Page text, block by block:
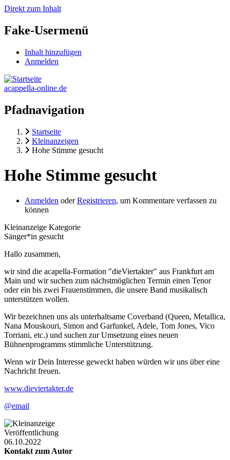
Direkt zum Inhalt
Fake-Usermenü
Inhalt hinzufügen
Anmelden
acappella-online.de
Pfadnavigation
Startseite
Kleinanzeigen
Hohe Stimme gesucht
Hohe Stimme gesucht
Anmelden oderRegistrieren, um Kommentare verfassen zu
können
Kleinanzeige Kategorie
Sänger*in gesucht
Hallo zusammen,
wir sind die acapella-Formation "dieViertakter" aus Frankfurt am
Main und wir suchen zum nächstmöglichen Termin einen Tenor
oder ein bis zwei Frauenstimmen, die unsere Band musikalisch
unterstützen wollen.
Wir bezeichnen uns als unterhaltsame Coverband (Queen, Metallica,
Nana Mouskouri, Simon and Garfunkel, Adele, Tom Jones, Vico
Torriani, etc.) und suchen zur Umsetzung eines neuen
Bühnenprogramms stimmliche Unterstützung.
Wenn wir Dein Interesse geweckt haben würden wir uns über eine
Nachricht freuen.
www.dieviertakter.de
@email
Veröffentlichung
06.10.2022
Kontakt zum Autor